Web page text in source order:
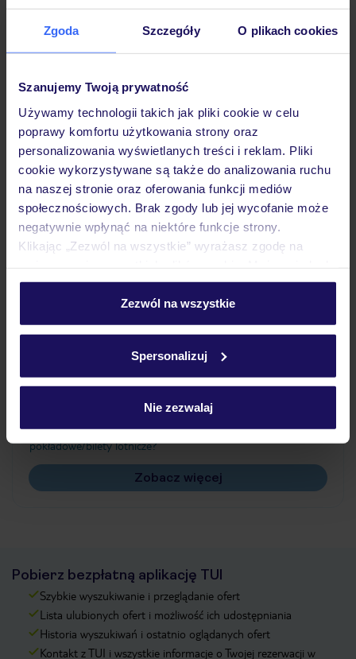
Zgoda Szczegóły O plikach cookies
Szanujemy Twoją prywatność
Używamy technologii takich jak pliki cookie w celu
poprawy komfortu użytkowania strony oraz
personalizowania wyświetlanych treści i reklam. Pliki
cookie wykorzystywane są także do analizowania ruchu
na naszej stronie oraz oferowania funkcji mediów
społecznościowych. Brak zgody lub jej wycofanie może
negatywnie wpłynąć na niektóre funkcje strony.
Klikając „Zezwól na wszystkie” wyrażasz zgodę na
personalizować swój wybór wchodząc w zakładkę
Szczegółowe informacje o plikach cookie znajdziesz
Zezwól na wszystkie
Spersonalizuj
Nie zezwalaj
Pokoje
Wyżywienie
Atrakcje
Ważne informacje
Czy w Hotelu będzie przedstawiciel TUI?
Na jakiej podstawie i gdzie otrzymam karty
pokładowe/bilety lotnicze?
Zobacz więcej
Pobierz bezpłatną aplikację TUI
Szybkie wyszukiwanie i przeglądanie ofert
Lista ulubionych ofert i możliwość ich udostępniania
Historia wyszukiwań i ostatnio oglądanych ofert
Kontakt z TUI i wszystkie informacje o Twojej rezerwacji w